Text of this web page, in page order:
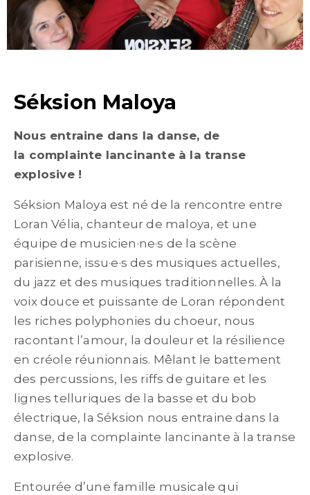
Séksion Maloya
Nous entraine dans la danse, de
la complainte lancinante à la transe
explosive !
Séksion Maloya est né de la rencontre entre
Loran Vélia, chanteur de maloya, et une
équipe de musicien·ne·s de la scène
parisienne, issu·e·s des musiques actuelles,
du jazz et des musiques traditionnelles. À la
voix douce et puissante de Loran répondent
les riches polyphonies du choeur, nous
racontant l’amour, la douleur et la résilience
en créole réunionnais. Mêlant le battement
des percussions, les riffs de guitare et les
lignes telluriques de la basse et du bob
électrique, la Séksion nous entraine dans la
danse, de la complainte lancinante à la transe
explosive.
Entourée d’une famille musicale qui